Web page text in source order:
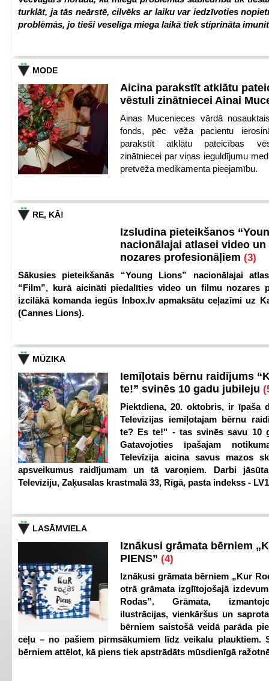
turklāt, ja tās neārstē, cilvēks ar laiku var iedzīvoties
problēmās, jo tieši veselīga miega laikā tiek stiprināta
MODE
Aicina parakstīt atklātu
vēstuli zinātniecei Ainai
Ainas Mucenieces vārdā
fonds, pēc vēža pacientu
parakstīt atklātu pateicības
zinātniecei par viņas ieguldījumu
pretvēža medikamenta pieejamību.
RE, KĀ!
Izsludina pieteikšanos
nacionālajai atlasei video
nozares profesionāļiem (3)
Sākusies pieteikšanās “Young Lions” nacionālajai
“Film”, kurā aicināti piedalīties video un filmu nozares
izcilākā komanda iegūs Inbox.lv apmaksātu ceļazīmi uz
(Cannes Lions).
MŪZIKA
Iemīļotais bērnu raidījums
te!” svinēs 10 gadu jubileju
Piektdiena, 20. oktobris, ir īpaša
Televīzijas iemīļotajam bērnu
te? Es te!" - tas svinēs savu 10
Gatavojoties īpašajam
Televīzija aicina savus mazos
apsveikumus raidījumam un tā varoņiem. Darbi
Televīziju, Zaķusalas krastmalā 33, Rīgā, pasta indekss -
LASĀMVIELA
Iznākusi grāmata bērniem
PIENS” (4)
Iznākusi grāmata bērniem „Kur
otrā grāmata izglītojošajā
Rodas”. Grāmata,
ilustrācijas, vienkāršus un
bērniem saistošā veidā parāda
ceļu – no pašiem pirmsākumiem līdz veikalu plauktiem.
bērniem attēlot, kā piens tiek apstrādāts mūsdienīgā